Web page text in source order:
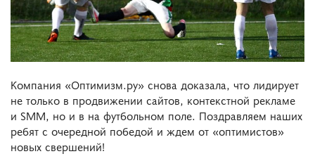
Компания «Оптимизм.ру» снова доказала, что лидирует
не только в продвижении сайтов, контекстной рекламе
и SMM, но и в на футбольном поле. Поздравляем наших
ребят с очередной победой и ждем от «оптимистов»
новых свершений!